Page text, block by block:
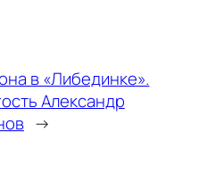
в «Либединке».
Александр
→